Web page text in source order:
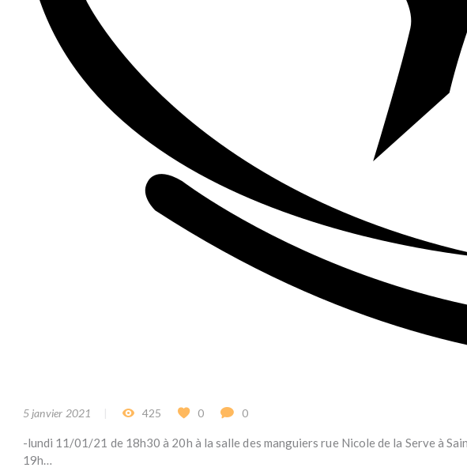
5 janvier 2021 425 0 0
-lundi 11/01/21 de 18h30 à 20h à la salle des manguiers rue Nicole de la Serve à
19h…